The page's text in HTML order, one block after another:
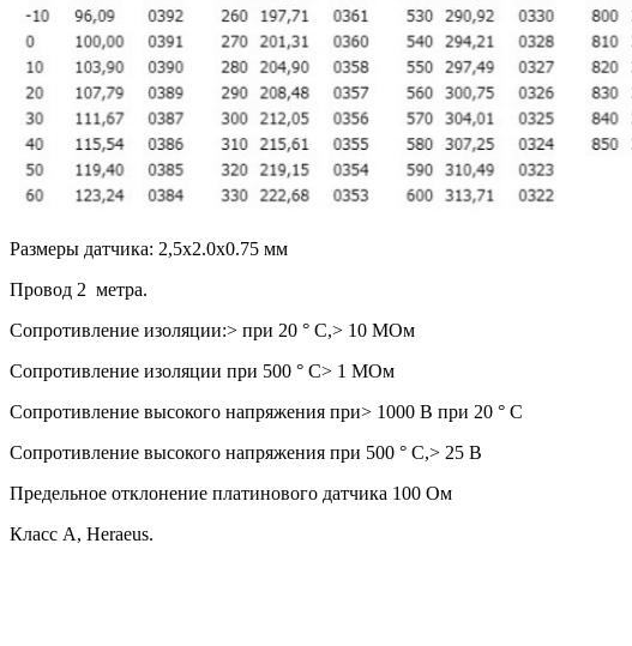
Размеры датчика: 2,5х2.0х0.75 мм
Провод 2 метра.
Сопротивление изоляции:> при 20 ° C,> 10 МОм
Сопротивление изоляции при 500 ° C> 1 МОм
Сопротивление высокого напряжения при> 1000 В при 20 ° C
Сопротивление высокого напряжения при 500 ° С,> 25 В
Предельное отклонение платинового датчика 100 Ом
Класс А, Heraeus.